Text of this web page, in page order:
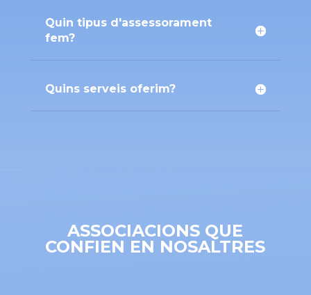
Quin tipus d'assessorament
fem?
Quins serveis oferim?
ASSOCIACIONS QUE
CONFIEN EN NOSALTRES